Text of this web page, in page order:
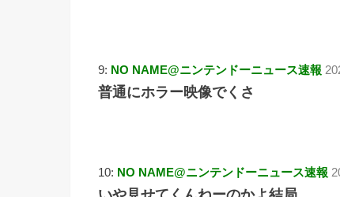
9: NO NAME@ニンテンドーニュース速報
普通にホラー映像でくさ
10: NO NAME@ニンテンドーニュース速報